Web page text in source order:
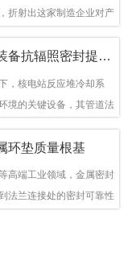
步发展。
折射出这家制造企业对产
、采油树、井口装置等领
华海密封合金环垫为核电装备抗辐照密封提供可靠保障
，核电站反应堆冷却系
境的关键设备，其管道法
技有限公司深耕金属密封
及RX/BX系列高压环垫等
为核电装备抗辐照密封提
环垫质量根基
高端工业领域，金属密封
法兰连接处的密封可靠性